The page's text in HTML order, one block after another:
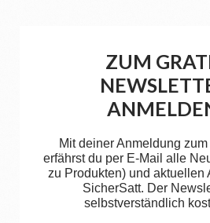
ZUM
Mit deiner Anmeldung
erfährst du per E-Mail alle
zu Produkten) und aktuellen
SicherSatt. Der
selbstverständlich